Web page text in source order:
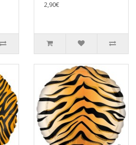
2,90€